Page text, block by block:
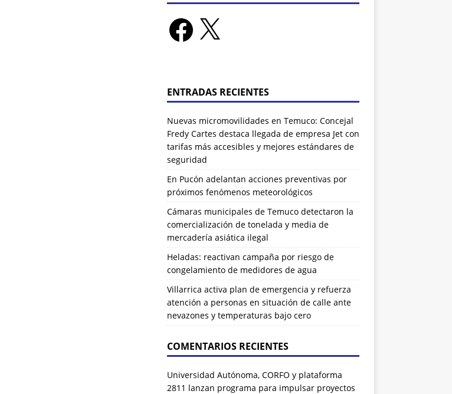
ENTRADAS RECIENTES
Nuevas micromovilidades en Temuco: Concejal
Fredy Cartes destaca llegada de empresa Jet con
tarifas más accesibles y mejores estándares de
seguridad
En Pucón adelantan acciones preventivas por
próximos fenómenos meteorológicos
Cámaras municipales de Temuco detectaron la
comercialización de tonelada y media de
mercadería asiática ilegal
Heladas: reactivan campaña por riesgo de
congelamiento de medidores de agua
Villarrica activa plan de emergencia y refuerza
atención a personas en situación de calle ante
nevazones y temperaturas bajo cero
COMENTARIOS RECIENTES
Universidad Autónoma, CORFO y plataforma
2811 lanzan programa para impulsar proyectos